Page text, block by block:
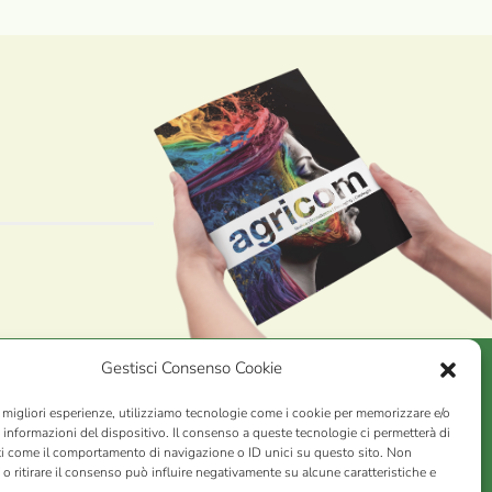
Gestisci Consenso Cookie
migliori esperienze, utilizziamo tecnologie come i cookie per memorizzare e/o
informazioni del dispositivo. Il consenso a queste tecnologie ci permetterà di
come il comportamento di navigazione o ID unici su questo sito. Non
ritirare il consenso può influire negativamente su alcune caratteristiche e
AGRICOMs.r.l.
n. 01078860473 | Capitale sociale 60.200,00 Int. versato |
Economico Amministrativo C.C.I.A.A. di Pistoia n. 117066